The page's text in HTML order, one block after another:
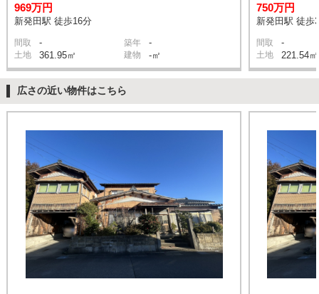
969万円
新発田駅 徒歩16分
間取 - 築年 -
土地 361.95㎡ 建物 -㎡
750万円
新発田駅 徒歩
間取 -
土地 221.54㎡
広さの近い物件はこちら